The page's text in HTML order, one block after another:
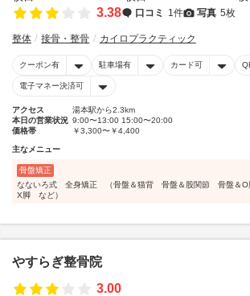
3.38 口コミ 1件 写真 5枚
整体 接骨・整骨 カイロプラクティック
クーポン有 駐車場有 カード可
電子マネー決済可
アクセス
湯本駅から2.3km
本日の営業状況 9:00〜13:00 15:00〜20:00
価格帯
￥3,300〜￥4,400
主なメニュー
骨盤矯正
なないろ式 全身矯正 （骨盤＆猫背 骨盤＆股関節 骨盤＆O
X脚 など）
やすらぎ整骨院
3.00